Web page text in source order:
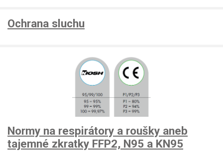
Ochrana sluchu
Normy na respirátory a roušky aneb
tajemné zkratky FFP2, N95 a KN95